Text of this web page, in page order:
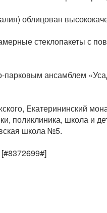
облицован
стеклопакеты с
ансамблем
Екатерининский
поликлиника, школа и
школа №5.